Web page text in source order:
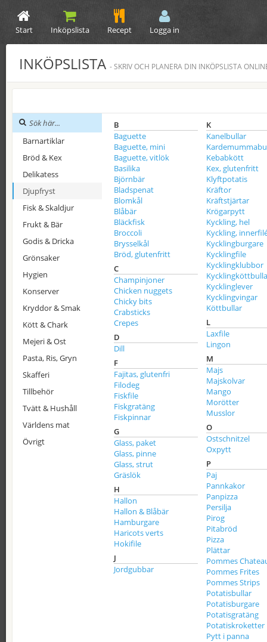
Start Inköpslista Recept Logga in
INKÖPSLISTA - SKRIV OCH PLANERA DIN INKÖPSLISTA
Barnartiklar
Bröd & Kex
Delikatess
Djupfryst
Fisk & Skaldjur
Frukt & Bär
Godis & Dricka
Grönsaker
Hygien
Konserver
Kryddor & Smak
Kött & Chark
Mejeri & Ost
Pasta, Ris, Gryn
Skafferi
Tillbehör
Tvätt & Hushåll
Världens mat
Övrigt
B
Baguette
Baguette, mini
Baguette, vitlök
Basilika
Björnbär
Bladspenat
Blomkål
Blåbär
Bläckfisk
Broccoli
Brysselkål
Bröd, glutenfritt
C
Champinjoner
Chicken nuggets
Chicky bits
Crabsticks
Crepes
D
Dill
F
Fajitas, glutenfri
Filodeg
Fiskfile
Fiskgratäng
Fiskpinnar
G
Glass, paket
Glass, pinne
Glass, strut
Gräslök
H
Hallon
Hallon & Blåbär
Hamburgare
Haricots verts
Hokifile
J
Jordgubbar
K
Kanelbullar
Kebabkött
Kex, glutenfritt
Klyftpotatis
Kräftor
Kräftstjärtar
Krögarpytt
Kyckling, hel
Kyckling,
Kycklingburgare
Kycklingfile
Kycklingklubbor
Kycklinglever
Kycklingvingar
Köttbullar
L
Laxfile
Lingon
M
Majs
Majskolvar
Mango
Morötter
Musslor
O
Ostschnitzel
Oxpytt
P
Paj
Pannkakor
Panpizza
Persilja
Pirog
Pitabröd
Pizza
Plättar
Pommes
Pommes Frites
Pommes Strips
Potatisbullar
Potatisburgare
Potatisgratäng
Potatiskroketter
Pytt i panna